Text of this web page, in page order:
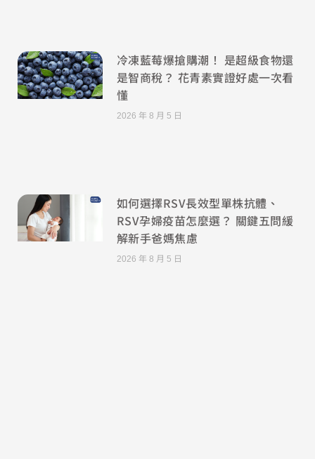
冷凍藍莓爆搶購潮！ 是超級食物還
是智商稅？ 花青素實證好處一次看
懂
2026 年 8 月 5 日
如何選擇RSV長效型單株抗體、
RSV孕婦疫苗怎麼選？ 關鍵五問緩
解新手爸媽焦慮
2026 年 8 月 5 日